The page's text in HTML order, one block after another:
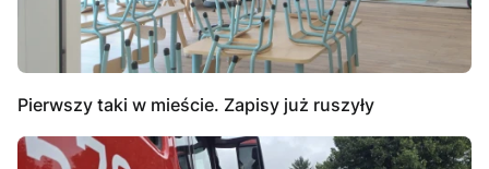
Pierwszy taki w mieście. Zapisy już ruszyły